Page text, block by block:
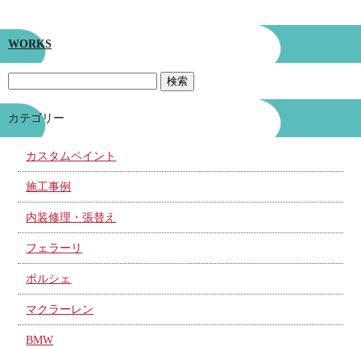
WORKS
カテゴリー
カスタムペイント
施工事例
内装修理・張替え
フェラーリ
ポルシェ
マクラーレン
BMW